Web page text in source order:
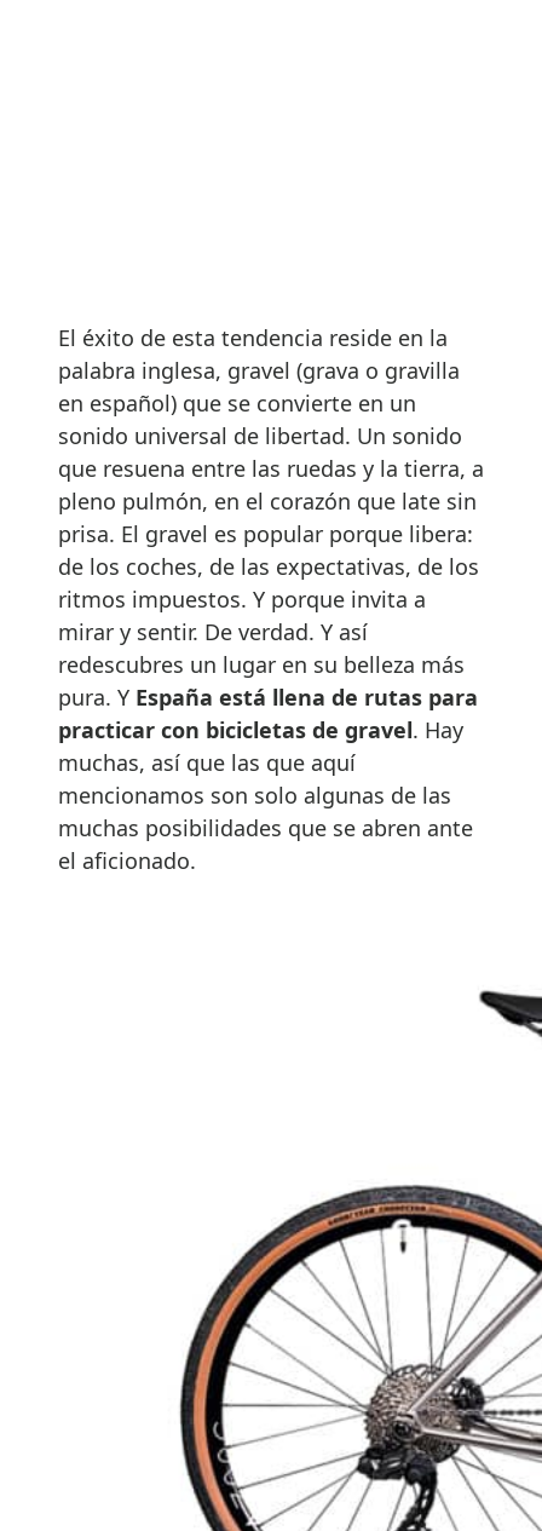
El éxito de esta tendencia reside en la
palabra inglesa, gravel (grava o gravilla
en español) que se convierte en un
sonido universal de libertad. Un sonido
que resuena entre las ruedas y la tierra, a
pleno pulmón, en el corazón que late sin
prisa. El gravel es popular porque libera:
de los coches, de las expectativas, de los
ritmos impuestos. Y porque invita a
mirar y sentir. De verdad. Y así
redescubres un lugar en su belleza más
pura. Y España está llena de rutas para
practicar con bicicletas de gravel. Hay
muchas, así que las que aquí
mencionamos son solo algunas de las
muchas posibilidades que se abren ante
el aficionado.